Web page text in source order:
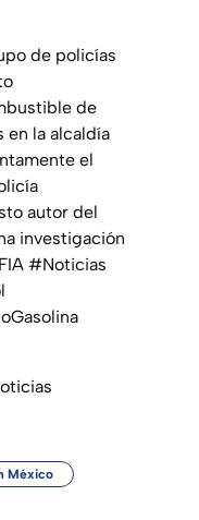
de policías
de
en la alcaldía
el
autor del
investigación
#Noticias
México